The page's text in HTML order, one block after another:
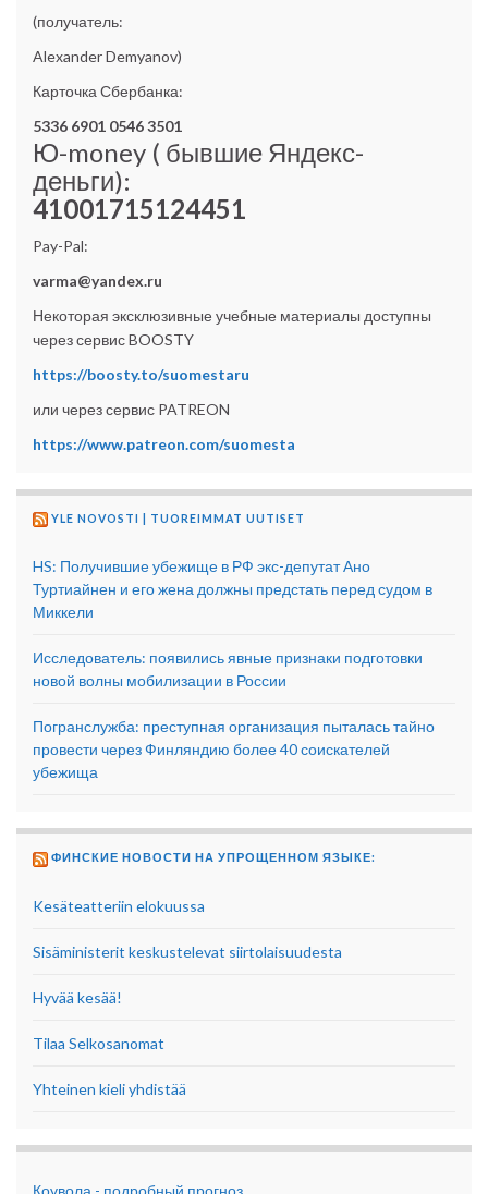
(получатель:
Alexander Demyanov)
Карточка Сбербанка:
5336 6901 0546 3501
Ю-money ( бывшие Яндекс-
деньги):
41001715124451
Pay-Pal:
varma@yandex.ru
Некоторая эксклюзивные учебные материалы доступны
через сервис BOOSTY
https://boosty.to/suomestaru
или через сервис PATREON
https://www.patreon.com/suomesta
YLE NOVOSTI | TUOREIMMAT UUTISET
HS: Получившие убежище в РФ экс-депутат Ано
Туртиайнен и его жена должны предстать перед судом в
Миккели
Исследователь: появились явные признаки подготовки
новой волны мобилизации в России
Погранслужба: преступная организация пыталась тайно
провести через Финляндию более 40 соискателей
убежища
ФИНСКИЕ НОВОСТИ НА УПРОЩЕННОМ ЯЗЫКЕ:
Kesäteatteriin elokuussa
Sisäministerit keskustelevat siirtolaisuudesta
Hyvää kesää!
Tilaa Selkosanomat
Yhteinen kieli yhdistää
Коувола - подробный прогноз